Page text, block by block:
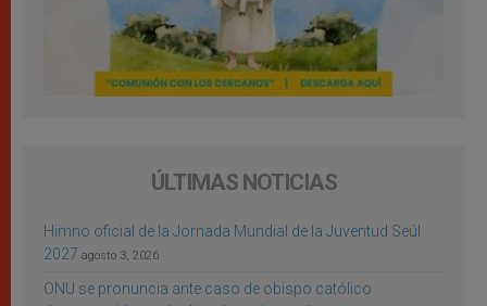
ÚLTIMAS NOTICIAS
Himno oficial de la Jornada Mundial de la Juventud Seúl
2027 agosto 3, 2026
ONU se pronuncia ante caso de obispo católico